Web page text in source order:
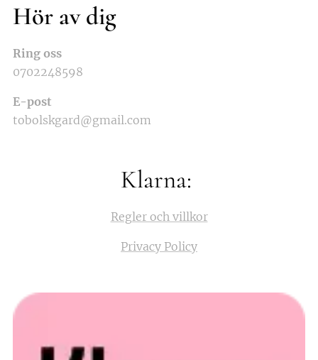
Hör av dig
Ring oss
0702248598
E-post
tobolskgard@gmail.com
Klarna:
Regler och villkor
Privacy Policy